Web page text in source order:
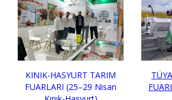
KINIK-HASYURT TARIM
FUARLARI (25–29 Nisan